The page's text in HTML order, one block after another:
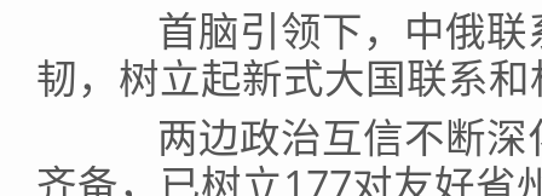
首脑引领下，中俄联
韧，树立起新式大国联系
两边政治互信不断深
齐备，已树立177对友好省